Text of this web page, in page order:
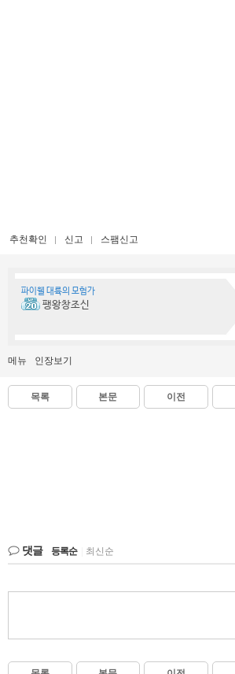
추천확인 신고 스팸신고
파이웰 대륙의 모험가
팽왕창조신
메뉴 인장보기
목록 본문 이전
댓글 등록순 최신순